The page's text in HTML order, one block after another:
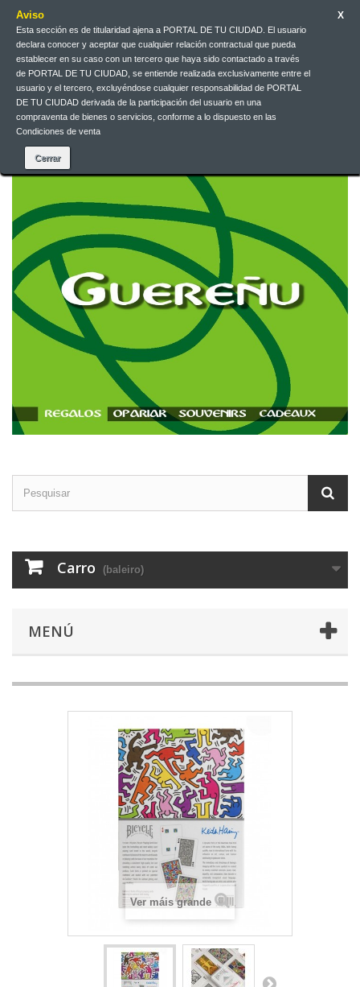
Aviso
Esta sección es de titularidad ajena a PORTAL DE TU CIUDAD. El usuario
declara conocer y aceptar que cualquier relación contractual que pueda
establecer en su caso con un tercero que haya sido contactado a través
de PORTAL DE TU CIUDAD, se entiende realizada exclusivamente entre el
usuario y el tercero, excluyéndose cualquier responsabilidad de PORTAL
DE TU CIUDAD derivada de la participación del usuario en una
compraventa de bienes o servicios, conforme a lo dispuesto en las
Condiciones de venta
X
Iniciar sesión
EUR
Galego
Galego
Carro (baleiro)
MENÚ
Ver máis grande